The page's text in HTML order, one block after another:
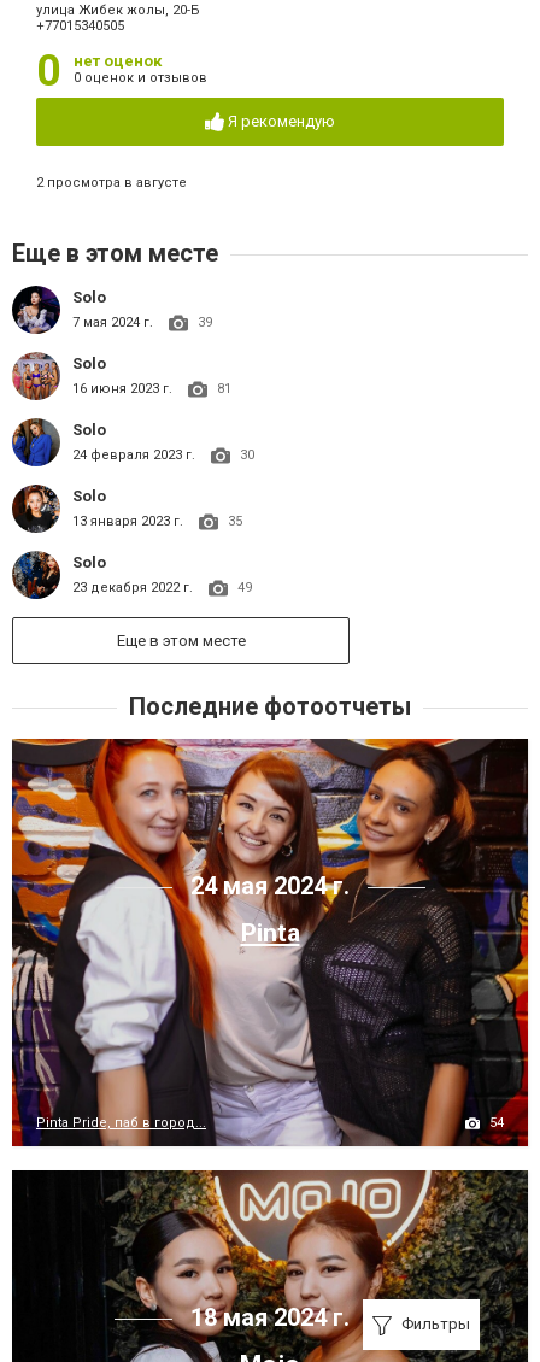
улица Жибек жолы, 20-Б
+77015340505
0 нет оценок
0 оценок и отзывов
Я рекомендую
2 просмотра в августе
Еще в этом месте
Solo
7 мая 2024 г. 39
Solo
16 июня 2023 г. 81
Solo
24 февраля 2023 г. 30
Solo
13 января 2023 г. 35
Solo
23 декабря 2022 г. 49
Еще в этом месте
Последние фотоотчеты
24 мая 2024 г.
Pinta
Pinta Pride, паб в город... 54
18 мая 2024 г.
Фильтры